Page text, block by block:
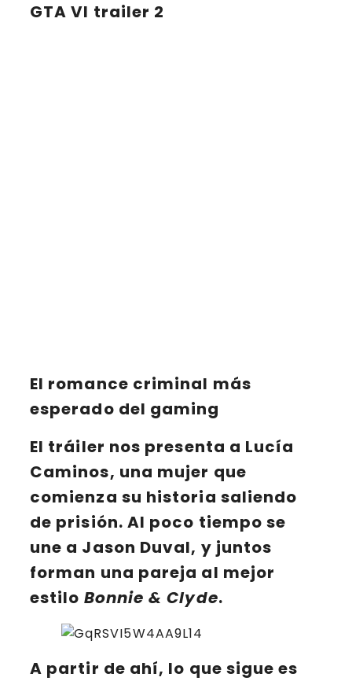
GTA VI trailer 2
El romance criminal más
esperado del gaming
El tráiler nos presenta a Lucía
Caminos, una mujer que
comienza su historia saliendo
de prisión. Al poco tiempo se
une a Jason Duval, y juntos
forman una pareja al mejor
estilo Bonnie & Clyde.
A partir de ahí, lo que sigue es